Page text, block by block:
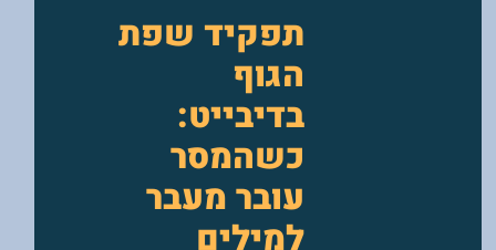
תפקיד שפת
הגוף
בדיבייט:
כשהמסר
עובר מעבר
למילים